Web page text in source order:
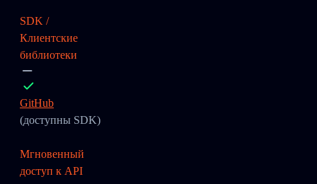
SDK /
Клиентские
библиотеки
GitHub
(доступны SDK)
Мгновенный
доступ к API